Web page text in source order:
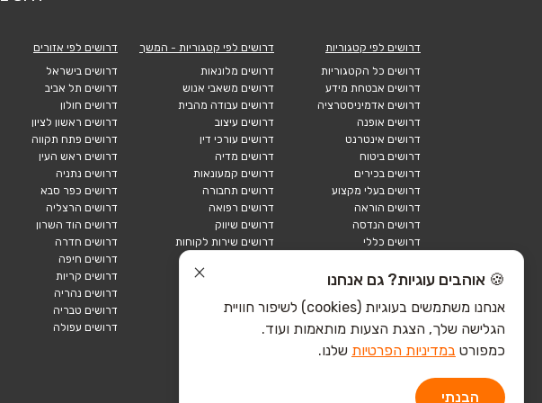
דרושים לפי קטגוריות
דרושים כל הקטגוריות
דרושים אבטחת מידע
דרושים אדמיניסטרציה
דרושים אופנה
דרושים אינטרנט
דרושים ביטוח
דרושים בכירים
דרושים בעלי מקצוע
דרושים הוראה
דרושים הנדסה
דרושים כללי
דרושים לוגיסטיקה
דרושים מכירות
הייטק חומרה
דרושים לפי קטגוריות - המשך
דרושים מלונאות
דרושים משאבי אנוש
דרושים עבודה מהבית
דרושים עיצוב
דרושים עורכי דין
דרושים מדיה
דרושים קמעונאות
דרושים תחבורה
דרושים רפואה
דרושים שיווק
דרושים שירות לקוחות
הייטק כללי
הייטק תוכנה
דרושים לפי אזורים
דרושים בישראל
דרושים תל אביב
דרושים חולון
דרושים ראשון לציון
דרושים פתח תקווה
דרושים ראש העין
דרושים נתניה
דרושים כפר סבא
דרושים הרצליה
דרושים הוד השרון
דרושים חדרה
דרושים חיפה
דרושים קריות
דרושים נהריה
דרושים טבריה
דרושים עפולה
🍪 אוהבים עוגיות? גם אנחנו
אנחנו משתמשים בעוגיות (cookies) לשיפור חוויית
הגלישה שלך, הצגת הצעות מותאמות ועוד.
כמפורט במדיניות הפרטיות שלנו.
הבנתי